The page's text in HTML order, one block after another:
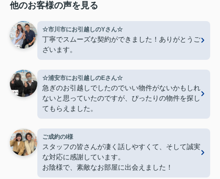
他のお客様の声を見る
☆市川市にお引越しのYさん☆
丁寧でスムーズな契約ができました！ありがとうご
ざいます。
☆浦安市にお引越しのEさん☆
急ぎのお引越しでしたのでいい物件がないかもしれ
ないと思っていたのですが、ぴったりの物件を探し
てもらえました。
ご成約のI様
スタッフの皆さんが凄く話しやすくて、そして誠実
な対応に感謝しています。
お陰様で、素敵なお部屋に出会えました！